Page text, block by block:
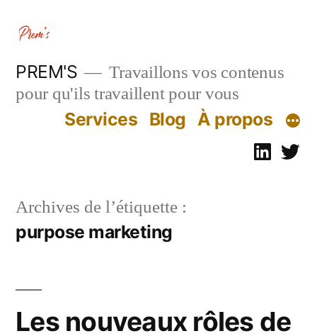
contenu
PREM'S
Travaillons vos contenus
pour qu'ils travaillent pour vous
Services Blog À propos
Archives de l’étiquette :
purpose marketing
Les nouveaux rôles de